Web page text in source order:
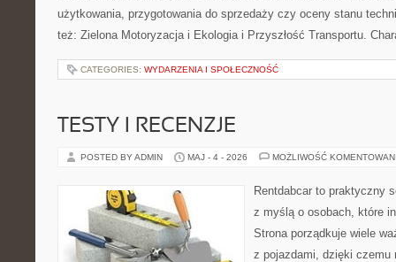
użytkowania, przygotowania do sprzedaży czy oceny stanu
też: Zielona Motoryzacja i Ekologia i Przyszłość Transportu.
CATEGORIES: WYDARZENIA I SPOŁECZNOŚĆ
TESTY I RECENZJE
POSTED BY ADMIN MAJ - 4 - 2026 MOŻLIWOŚĆ
Rentdabcar to praktyczny
z myślą o osobach, które
Strona porządkuje wiele
z pojazdami, dzięki czemu